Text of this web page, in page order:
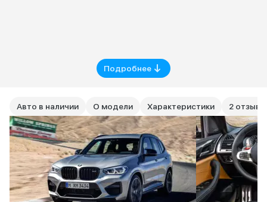
Подробнее
Авто в наличии О модели Характеристики 2 отзыва